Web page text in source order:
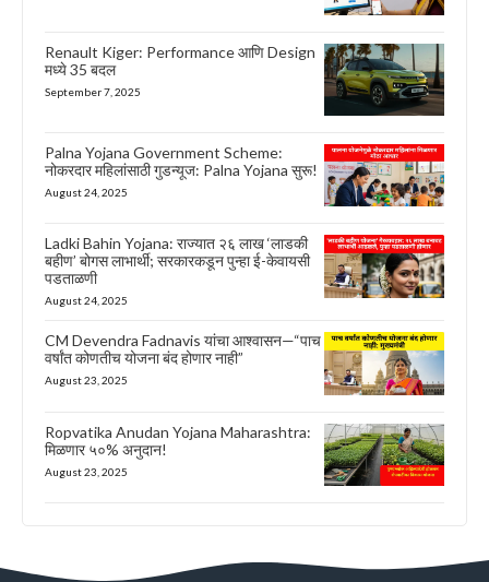
Renault Kiger: Performance आणि Design
मध्ये 35 बदल
September 7, 2025
Palna Yojana Government Scheme:
नोकरदार महिलांसाठी गुडन्यूज: Palna Yojana सुरू!
August 24, 2025
Ladki Bahin Yojana: राज्यात २६ लाख ‘लाडकी
बहीण’ बोगस लाभार्थी; सरकारकडून पुन्हा ई-केवायसी
पडताळणी
August 24, 2025
CM Devendra Fadnavis यांचा आश्वासन—“पाच
वर्षांत कोणतीच योजना बंद होणार नाही”
August 23, 2025
Ropvatika Anudan Yojana Maharashtra:
मिळणार ५०% अनुदान!
August 23, 2025